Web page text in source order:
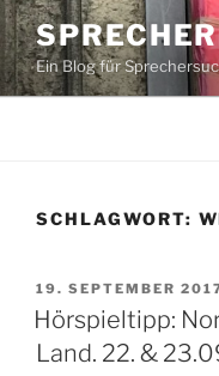
Zum
Inhalt
springenEin Blog für
SCHLAGWORT:
VERÖFFENTLICHT
AM
19. SEPTEMBER
Hörspieltipp:
Land. 22. &